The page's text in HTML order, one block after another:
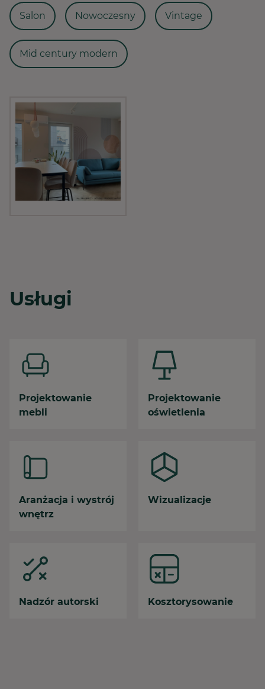
Salon Nowoczesny Vintage
Mid century modern
Usługi
Projektowanie
mebli
Projektowanie
oświetlenia
Aranżacja i wystrój
wnętrz
Wizualizacje
Nadzór autorski Kosztorysowanie